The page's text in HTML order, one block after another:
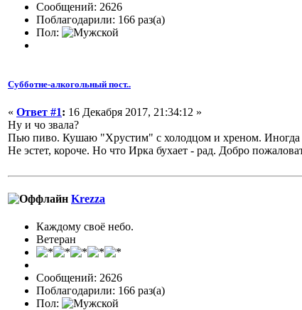
Сообщений: 2626
Поблагодарили: 166 раз(а)
Пол:
Субботне-алкогольный пост..
« Ответ #1: 16 Декабря 2017, 21:34:12 »
Ну и чо звала?
Пью пиво. Кушаю "Хрустим" с холодцом и хреном. Иногда
Не эстет, короче. Но что Ирка бухает - рад. Добро
Krezza
Каждому своё небо.
Ветеран
Сообщений: 2626
Поблагодарили: 166 раз(а)
Пол: